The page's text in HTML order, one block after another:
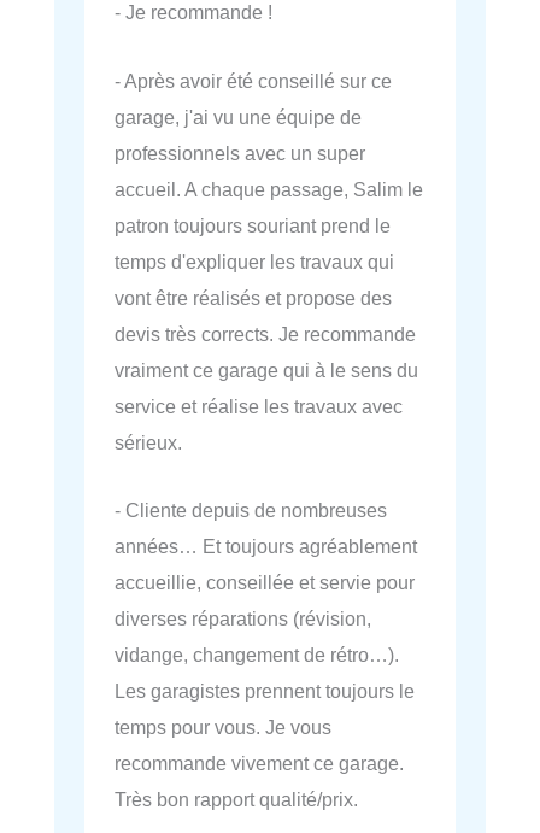
- Je recommande !
- Après avoir été conseillé sur ce
garage, j'ai vu une équipe de
professionnels avec un super
accueil. A chaque passage, Salim le
patron toujours souriant prend le
temps d'expliquer les travaux qui
vont être réalisés et propose des
devis très corrects. Je recommande
vraiment ce garage qui à le sens du
service et réalise les travaux avec
sérieux.
- Cliente depuis de nombreuses
années… Et toujours agréablement
accueillie, conseillée et servie pour
diverses réparations (révision,
vidange, changement de rétro…).
Les garagistes prennent toujours le
temps pour vous. Je vous
recommande vivement ce garage.
Très bon rapport qualité/prix.